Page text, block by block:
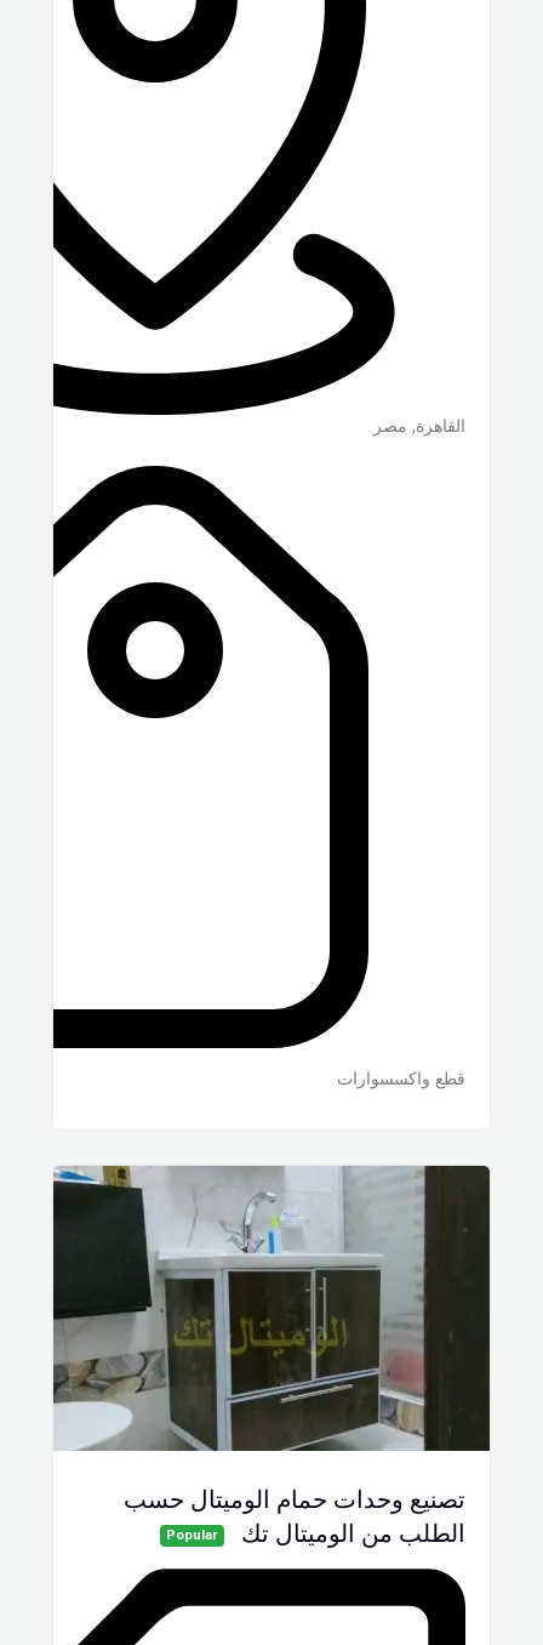
القاهرة, مصر
قطع واكسسوارات
تصنيع وحدات حمام الوميتال حسب
الطلب من الوميتال تك
Popular